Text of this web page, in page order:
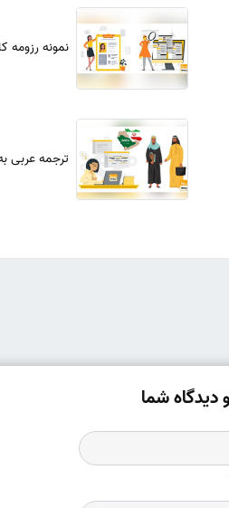
نمونه رزومه
ترجمه عربی
شما